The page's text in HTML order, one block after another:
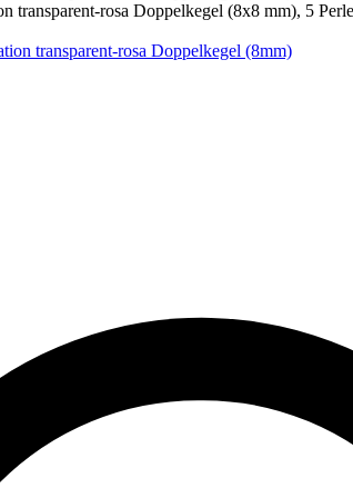
transparent-rosa Doppelkegel (8x8 mm), 5